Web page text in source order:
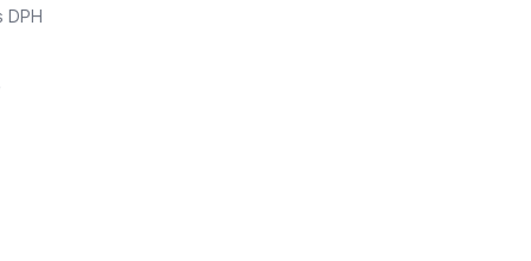
DPH
63/50